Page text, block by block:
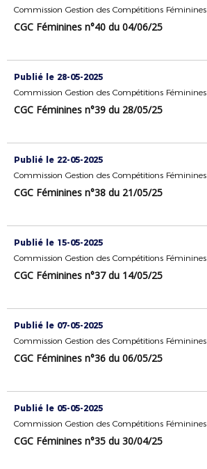
Commission Gestion des Compétitions Féminines
CGC Féminines n°40 du 04/06/25
Publié le 28-05-2025
Commission Gestion des Compétitions Féminines
CGC Féminines n°39 du 28/05/25
Publié le 22-05-2025
Commission Gestion des Compétitions Féminines
CGC Féminines n°38 du 21/05/25
Publié le 15-05-2025
Commission Gestion des Compétitions Féminines
CGC Féminines n°37 du 14/05/25
Publié le 07-05-2025
Commission Gestion des Compétitions Féminines
CGC Féminines n°36 du 06/05/25
Publié le 05-05-2025
Commission Gestion des Compétitions Féminines
CGC Féminines n°35 du 30/04/25